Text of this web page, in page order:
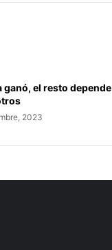
ganó, el resto depende
2023